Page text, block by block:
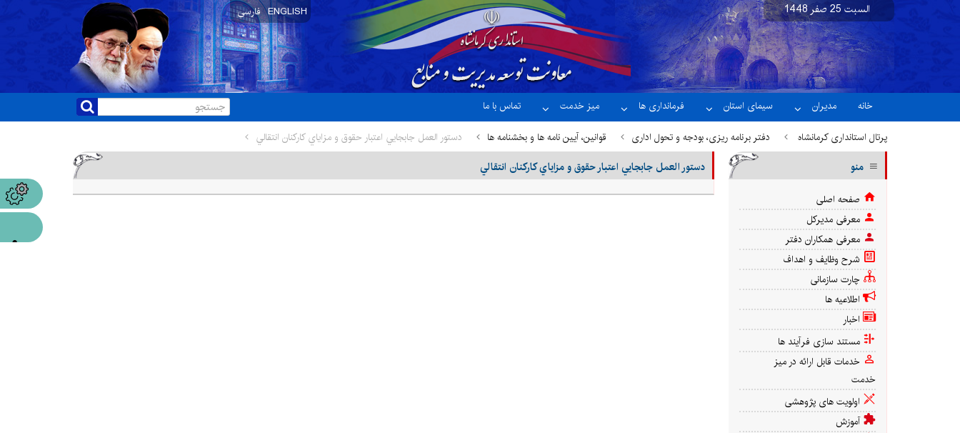
السبت 25 صفر 1448نسخه آزمایشی
خانه مدیران سیمای استان فرمانداری ها میز خدمت تماس با ما
فارسی ENGLISH
پرتال استانداری کرمانشاه دفتر برنامه ریزی، بودجه و تحول اداری قوانین، آیین نامه ها و بخشنامه ها دستور العمل جابجايي اعتبار حقوق و مزاياي كاركنان انتقالي
دستور العمل جابجايي اعتبار حقوق و مزاياي كاركنان انتقالي منو
صفحه اصلی
معرفی مدیركل
معرفی همکاران دفتر
شرح وظایف و اهداف
چارت سازمانی
اطلاعیه ها
اخبار
مستند سازی فرآیند ها
خدمات قابل ارائه در میز
خدمت
اولویت های پژوهشی
آموزش